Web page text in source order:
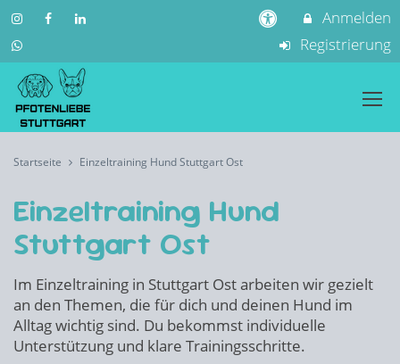
Anmelden
Registrierung
Startseite Einzeltraining Hund Stuttgart Ost
Einzeltraining Hund
Stuttgart Ost
Im Einzeltraining in Stuttgart Ost arbeiten wir gezielt
an den Themen, die für dich und deinen Hund im
Alltag wichtig sind. Du bekommst individuelle
Unterstützung und klare Trainingsschritte.